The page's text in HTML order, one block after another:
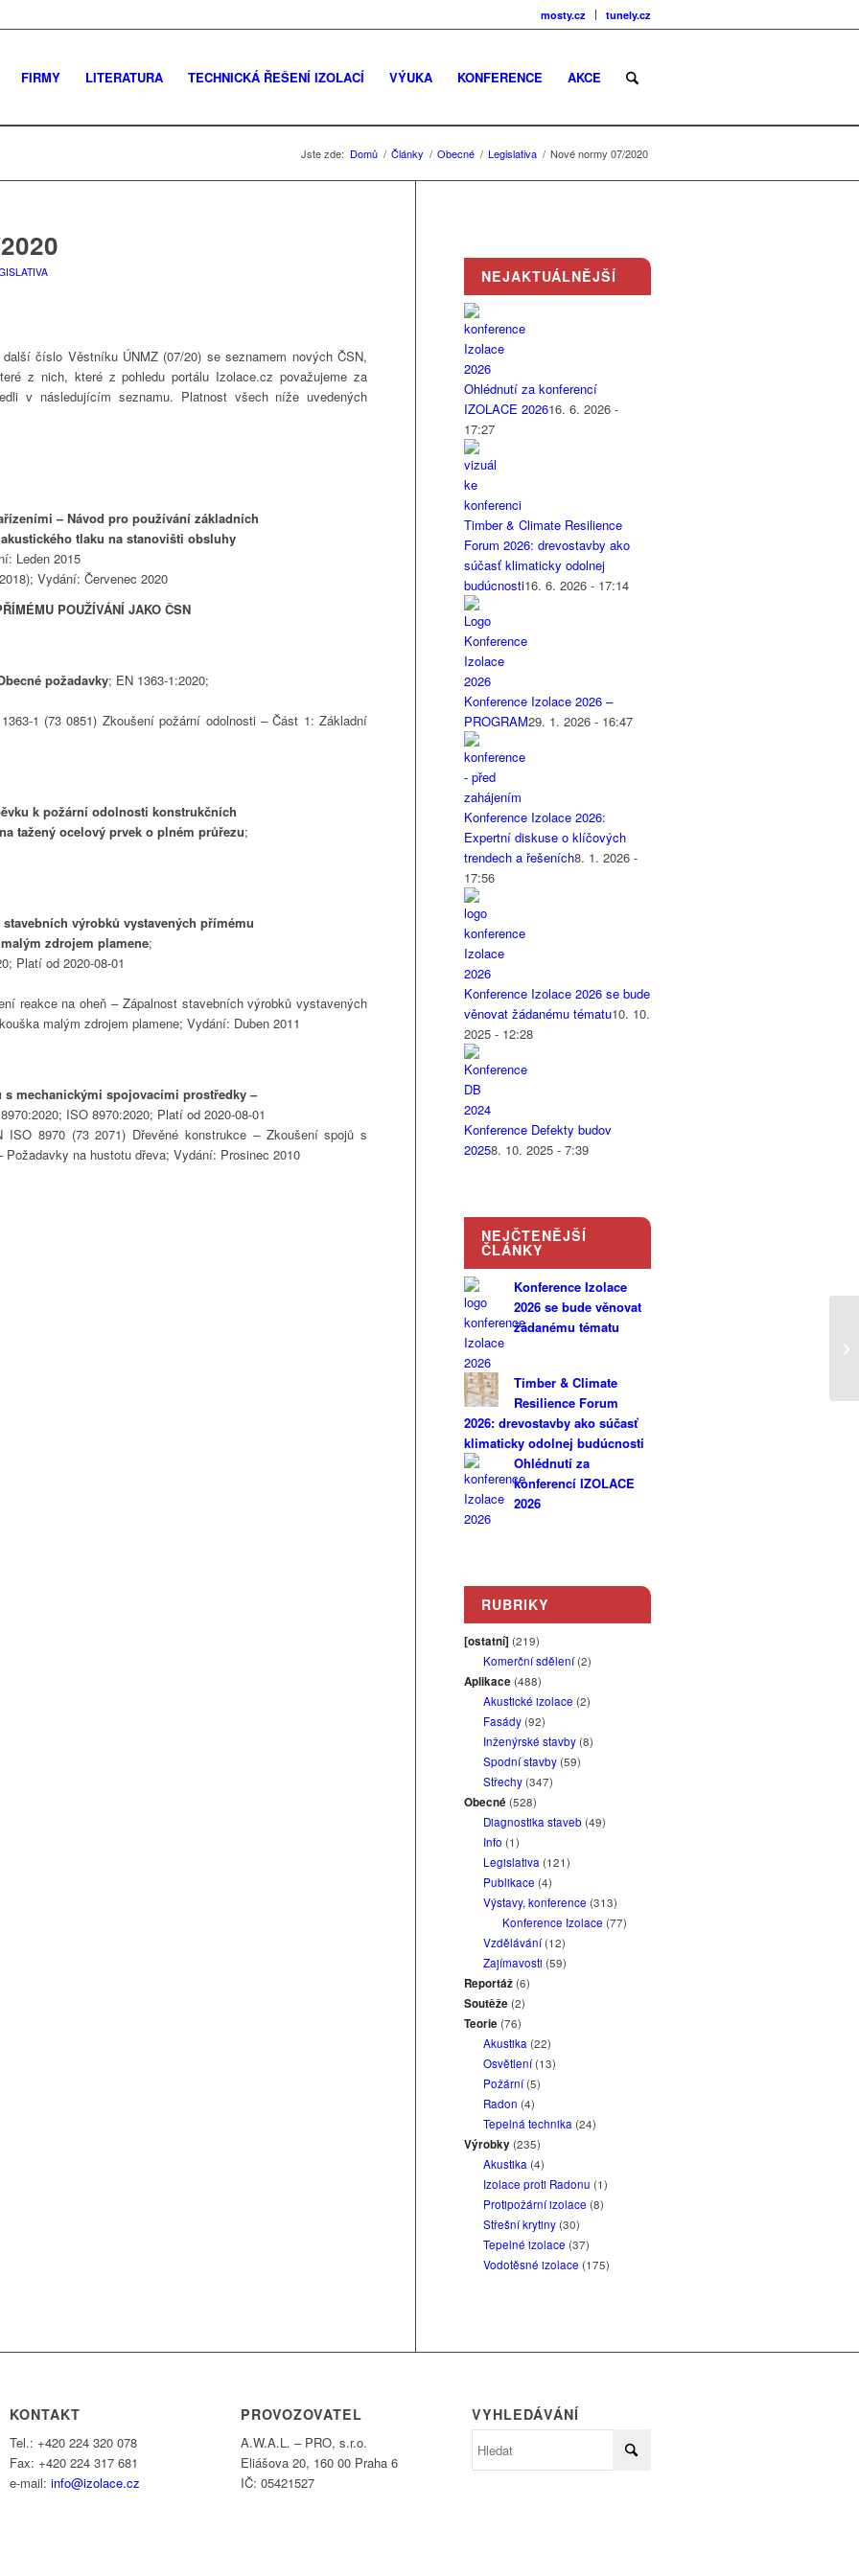
mosty.cz tunely.cz
FIRMY LITERATURA TECHNICKÁ ŘEŠENÍ IZOLACÍ VÝUKA KONFERENCE AKCE
Jste zde: Domů / Články / Obecné / Legislativa / Nové normy 07/2020
číslo Věstníku ÚNMZ (07/20) se seznamem nových ČSN,
z nich, které z pohledu portálu Izolace.cz považujeme za
v následujícím seznamu. Platnost všech níže uvedených
– Návod pro používání základních
tlaku na stanovišti obsluhy
Leden 2015
Vydání: Červenec 2020
POUŽÍVÁNÍ JAKO ČSN
požadavky; EN 1363-1:2020;
1 (73 0851) Zkoušení požární odolnosti – Část 1: Základní
k požární odolnosti konstrukčních
tažený ocelový prvek o plném průřezu;
výrobků vystavených přímému
zdrojem plamene;
Platí od 2020-08-01
reakce na oheň – Zápalnost stavebních výrobků vystavených
malým zdrojem plamene; Vydání: Duben 2011
s mechanickými spojovacími prostředky –
ISO 8970:2020; Platí od 2020-08-01
8970 (73 2071) Dřevěné konstrukce – Zkoušení spojů s
na hustotu dřeva; Vydání: Prosinec 2010
NEJAKTUÁLNĚJŠÍ
Ohlédnutí za konferencí
IZOLACE 202616. 6. 2026 -
17:27
Timber & Climate Resilience
Forum 2026: drevostavby ako
súčasť klimaticky odolnej
budúcnosti16. 6. 2026 - 17:14
Konference Izolace 2026 –
PROGRAM29. 1. 2026 - 16:47
Konference Izolace 2026:
Expertní diskuse o klíčových
trendech a řešeních8. 1. 2026 -
17:56
Konference Izolace 2026 se bude
věnovat žádanému tématu10. 10.
2025 - 12:28
Konference Defekty budov
20258. 10. 2025 - 7:39
NEJČTENĚJŠÍ
ČLÁNKY
Konference Izolace
2026 se bude věnovat
žádanému tématu
Timber & Climate
Resilience Forum
2026: drevostavby ako súčasť
klimaticky odolnej budúcnosti
Ohlédnutí za
konferencí IZOLACE
2026
RUBRIKY
[ostatní] (219)
Komerční sdělení(2)
Aplikace (488)
Akustické izolace (2)
Fasády(92)
Inženýrské stavby(8)
Spodní stavby(59)
Střechy(347)
Obecné (528)
Diagnostika staveb (49)
Info (1)
Legislativa (121)
Publikace (4)
Výstavy, konference (313)
Konference Izolace (77)
Vzdělávání(12)
Zajímavosti (59)
Reportáž(6)
Soutěže (2)
Teorie (76)
Akustika (22)
Osvětlení(13)
Požární(5)
Radon (4)
Tepelná technika (24)
Výrobky(235)
Akustika (4)
Izolace proti Radonu (1)
Protipožární izolace (8)
Střešní krytiny(30)
Tepelné izolace (37)
Vodotěsné izolace (175)
KONTAKT
Tel.: +420 224 320 078
Fax: +420 224 317 681
e-mail:info@izolace.cz
PROVOZOVATEL
A.W.A.L. – PRO, s.r.o.
Eliášova 20, 160 00 Praha 6
IČ: 05421527
VYHLEDÁVÁNÍ